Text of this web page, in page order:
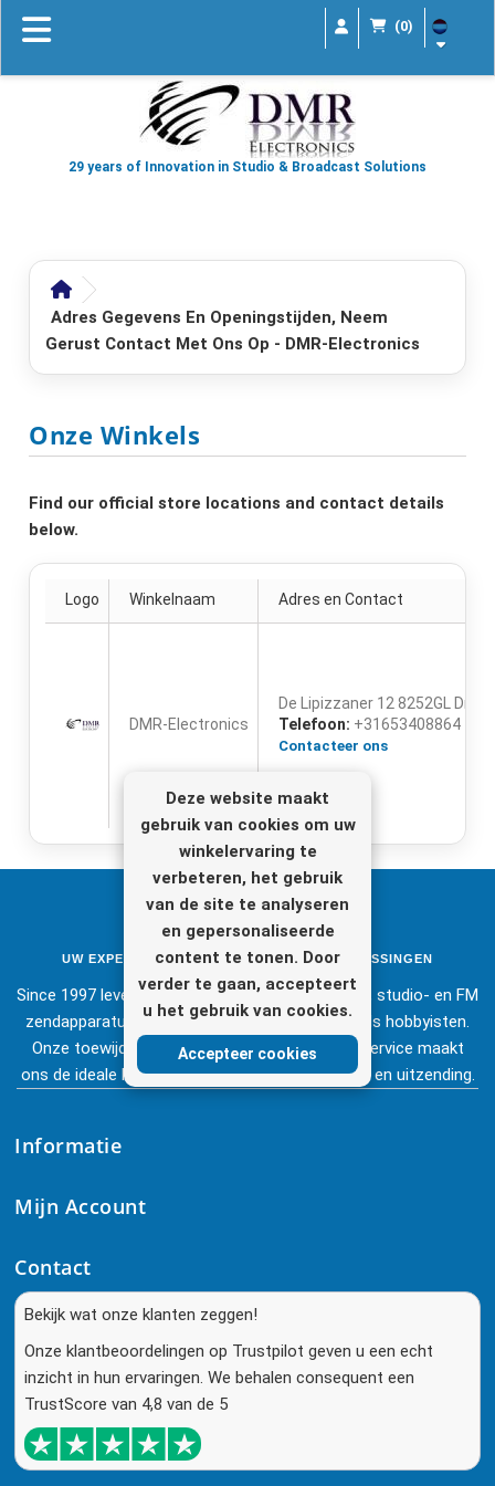
(0)
29 years of Innovation in Studio & Broadcast Solutions
Deze website maakt
gebruik van cookies om uw
winkelervaring te
verbeteren, het gebruik
van de site te analyseren
en gepersonaliseerde
content te tonen. Door
verder te gaan, accepteert
u het gebruik van cookies.
Accepteer cookies
Adres Gegevens En Openingstijden, Neem
Gerust Contact Met Ons Op - DMR-Electronics
Onze Winkels
Find our official store locations and contact details
below.
Logo Winkelnaam Adres en Contact
DMR-Electronics
De Lipizzaner 12 8252GL
Telefoon: +31653408864
Contacteer ons
UW EXPERT IN STUDIO- & BROADCASTOPLOSSINGEN
Since 1997 leveren wij hoogwaardige broadcast-, studio- en FM
zendapparatuur, voor zowel de professionals als hobbyisten.
Onze toewijding aan kwaliteit en uitstekende service maakt
ons de ideale keuze in de wereld van elektronica en uitzending.
Informatie
Mijn Account
Contact
Bekijk wat onze klanten zeggen!
Onze klantbeoordelingen op Trustpilot geven u een echt
inzicht in hun ervaringen. We behalen consequent een
TrustScore van 4,8 van de 5